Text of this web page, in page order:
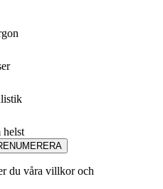
helst
du våra villkor och